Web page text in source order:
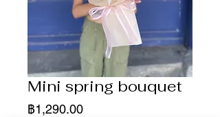
Mini spring bouquet
฿1,290.00ราคา